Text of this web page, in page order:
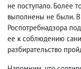
не поступало. Более
выполнены не были. В
Роспотребнадзора
ее к соблюдению
разбирательство